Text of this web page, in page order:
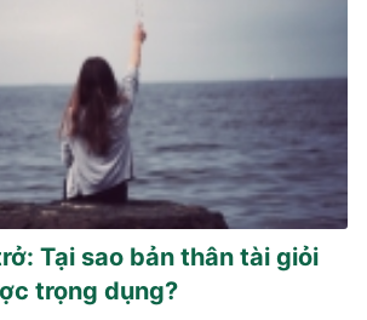
Tại sao bản thân tài giỏi
trọng dụng?